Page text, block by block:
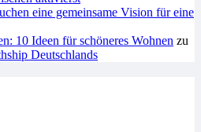
eine gemeinsame Vision für eine
10 Ideen für schöneres Wohnen zu
Deutschlands